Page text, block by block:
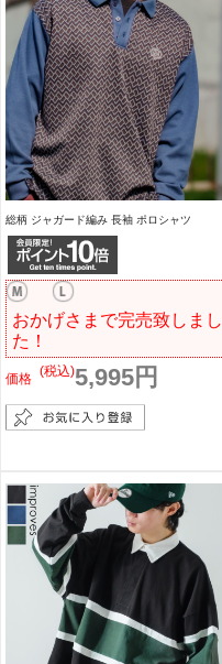
総柄 ジャガード編み 長袖 ポロシャツ
おかげさまで完売致しまし
た！
価格 5,995円
(税込)